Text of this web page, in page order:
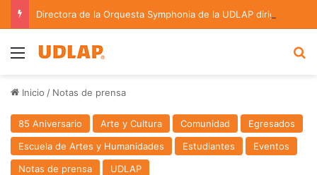
Menu
Inicio / Notas de prensa
85 Aniversario Arte y Cultura Comunidad
Egresados
Escuela de Artes y Humanidades
Estudiantes
Eventos
Notas de prensa
UDLAP